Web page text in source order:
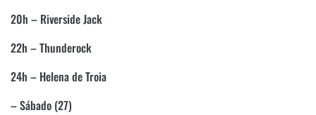
20h – Riverside Jack
22h – Thunderock
24h – Helena de Troia
– Sábado (27)